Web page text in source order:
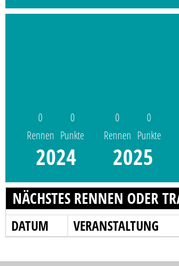
0
Rennen
0
Punkte
2024
0
Rennen
0
Punkte
2025
NÄCHSTES RENNEN ODER
DATUM VERANSTALTUNG